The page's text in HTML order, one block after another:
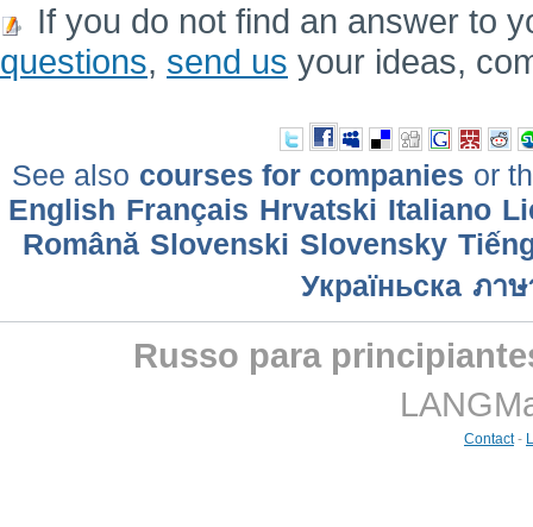
If you do not find an answer to
questions, send us your ideas,
See also courses for companies or
English Français Hrvatski Italiano
Română Slovenski Slovensky
Україньска ภาษ
Russo para
Contact-